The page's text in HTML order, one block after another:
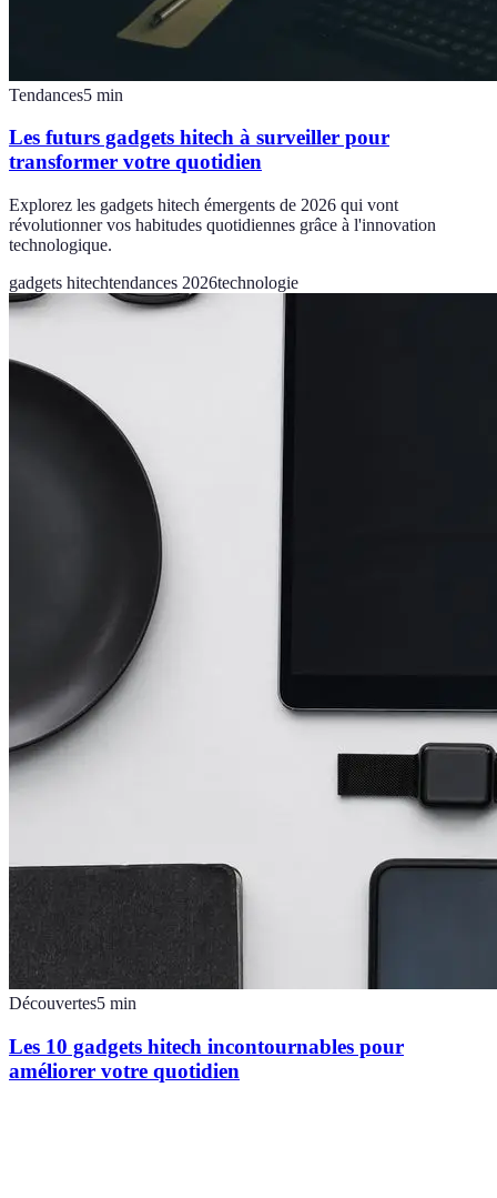
Tendances5 min
Les futurs gadgets hitech à surveiller pour
transformer votre quotidien
Explorez les gadgets hitech émergents de 2026 qui vont
révolutionner vos habitudes quotidiennes grâce à l'innovation
technologique.
gadgets hitechtendances 2026technologie
Découvertes5 min
Les 10 gadgets hitech incontournables pour
améliorer votre quotidien